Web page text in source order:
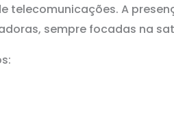
telecomunicações. A
sempre focadas na